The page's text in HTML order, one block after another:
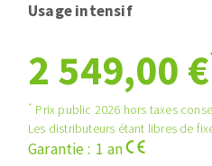
Eponges abrasive
Meules d'ébarbage
TRAITEMENT
Disques à lamelles
Disque intissé
Usage intensif
2 549,00 €
* Prix public 2026 hors taxes
Les distributeurs étant libres de
Garantie : 1 an